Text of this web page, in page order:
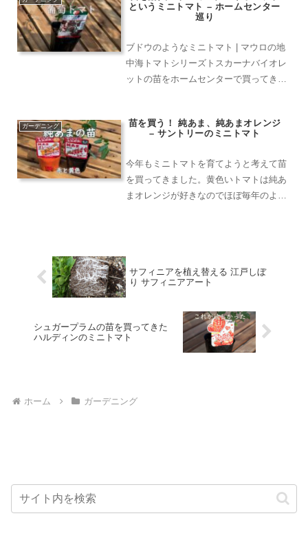
中輪のカップ咲きそして房...
というミニトマト – ホームセンター
巡り
ブドウのようなミニトマト | マウロの地
中海トマトシリーズトスカーナバイオレ
ットの苗をホームセンターで買ってきま
り葡萄のような赤紫色の実がなるミニト
ガーデニング
苗を買う！ 純あま、純あまオレンジ
– サントリーのミニトマト
今年もミニトマトを育てようと考えて苗
を買ってきました。黄色いトマトは純あ
まオレンジが好きなのでほぼ毎年のよう
のですが、同じサントリー...
サフィニアを植え替える 江戸しぼ
り サフィニアアート
シュガープラムの苗を買ってきた
ハルディンのミニトマト
ホーム ガーデニング